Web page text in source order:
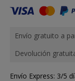
Envío gratuito a
Devolución
Envío Express: 3/5